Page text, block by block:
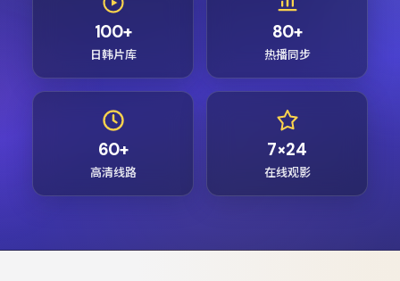
100+
日韩片库
80+
热播同步
60+
高清线路
7×24
在线观影